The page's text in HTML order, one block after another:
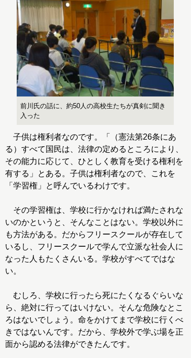
前川氏の話に、約50人の高校生たちが真剣に聞き
入った
子供は権利者なのです。「（憲法第26条にあ
る）すべて国民は、法律の定めるところにより、
その能力に応じて、ひとしく教育を受ける権利を
有する」とある。子供は権利者なので、これを
「学習権」と呼んでいるわけです。
その学習権は、学校に行かなければ満たされな
いのかというと、そんなことはない。学校以外に
も方法がある。だからフリースクールが存在して
いるし、フリースクールで学んで立派な社会人に
なった人もたくさんいる。学校がすべてではな
い。
むしろ、学校に行ったら死にたくなるぐらいな
ら、絶対に行ってはいけない。そんな危険なとこ
ろはないでしょう。命をかけてまで学校に行くべ
きではないんです。だから、学校外で学ぶ場を正
面から認める法律ができたんです。